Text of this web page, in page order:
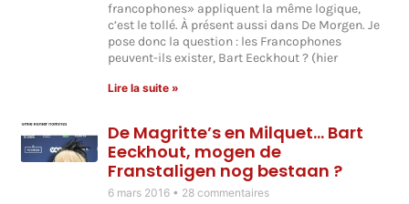
francophones» appliquent la même logique,
c’est le tollé. À présent aussi dans De Morgen. Je
pose donc la question : les Francophones
peuvent-ils exister, Bart Eeckhout ? (hier
Lire la suite »
De Magritte’s en Milquet… Bart
Eeckhout, mogen de
Franstaligen nog bestaan ?
6 mars 2016 28 commentaires